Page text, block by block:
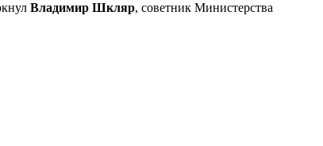
Владимир Шкляр, советник Министерства